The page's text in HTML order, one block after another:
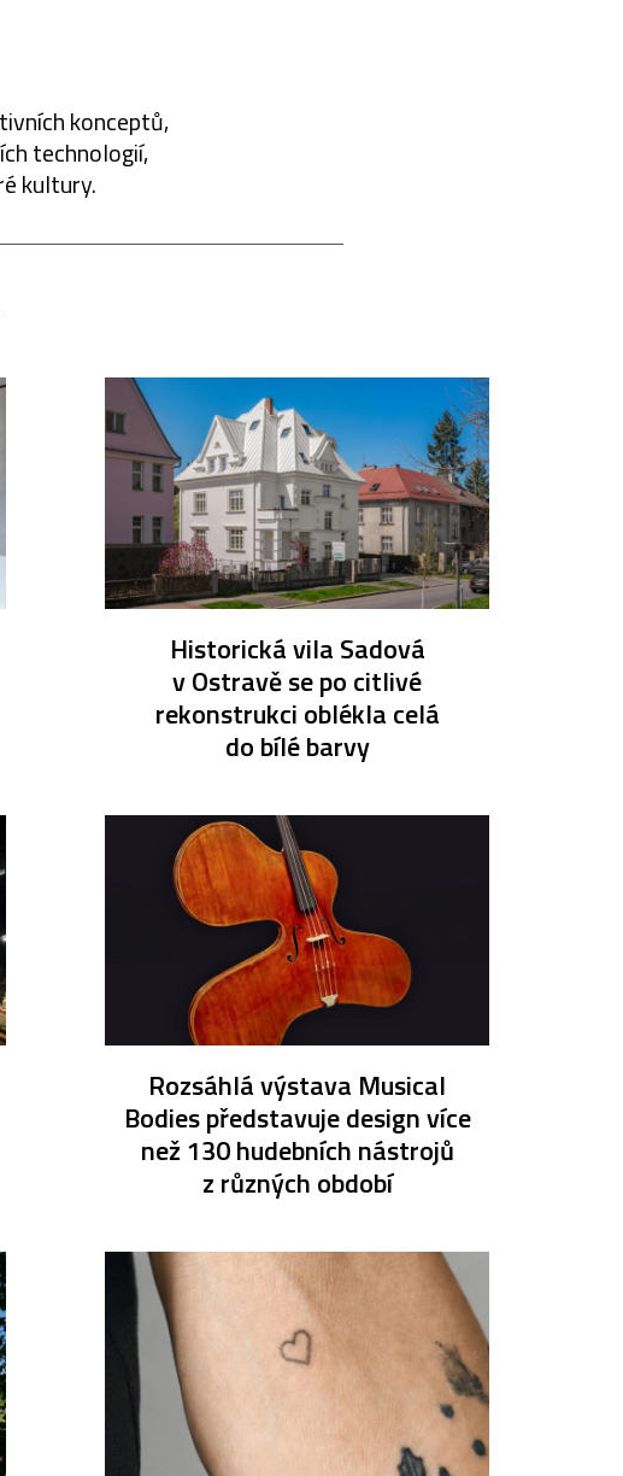
konceptů,
technologií,
kultury.
Historická vila Sadová
v Ostravě se po citlivé
rekonstrukci oblékla celá
do bílé barvy
Rozsáhlá výstava Musical
Bodies představuje design více
než 130 hudebních nástrojů
z různých období